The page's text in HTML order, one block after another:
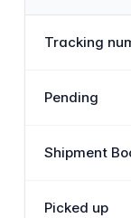
Tracking
Pending
Shipment
Picked up